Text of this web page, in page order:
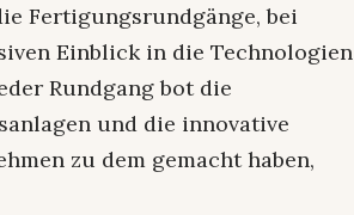
Fertigungsrundgänge, bei
Einblick in die Technologien
Rundgang bot die
und die innovative
zu dem gemacht haben,